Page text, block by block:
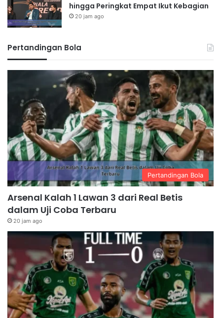
hingga Peringkat Empat Ikut Kebagian
20 jam ago
Pertandingan Bola
Pertandingan Bola
Arsenal Kalah 1 Lawan 3 dari Real Betis
dalam Uji Coba Terbaru
20 jam ago